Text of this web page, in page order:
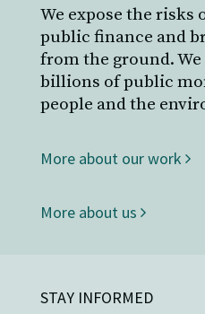
We expose the
public finance and
from the ground.
billions of public
people and the
More about our work
More about us
STAY INFORMED